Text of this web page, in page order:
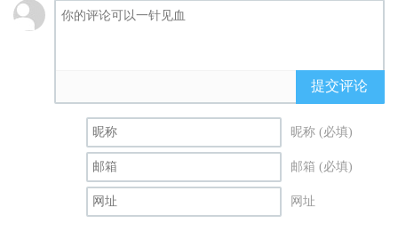
提交评论
昵称 (必填)
邮箱 (必填)
网址